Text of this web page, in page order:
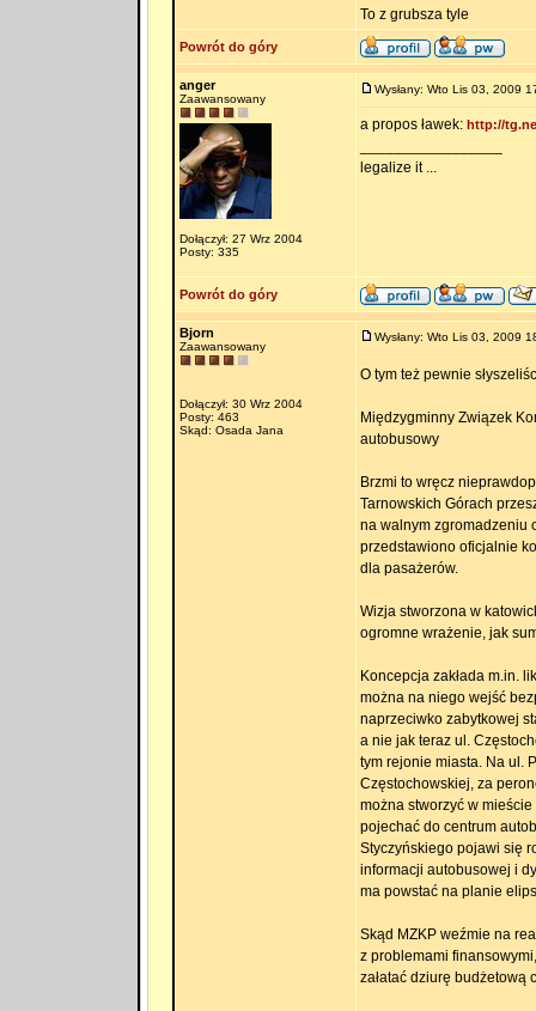
To z grubsza tyle
Powrót do góry
anger
Zaawansowany
Dołączył: 27 Wrz 2004
Posty: 335
Wysłany: Wto Lis 03, 2009
a propos ławek: http://
legalize it ...
Powrót do góry
Bjorn
Zaawansowany
Dołączył: 30 Wrz 2004
Posty: 463
Skąd: Osada Jana
Wysłany: Wto Lis 03, 2009
O tym też pewnie
Międzygminny Związek
autobusowy
Brzmi to wręcz
Tarnowskich Górach
na walnym zgromadzeniu
przedstawiono oficjalnie
dla pasażerów.
Wizja stworzona w
ogromne wrażenie, jak
Koncepcja zakłada m.in.
można na niego wejść
naprzeciwko zabytkowej
a nie jak teraz ul.
tym rejonie miasta. Na ul.
Częstochowskiej, za
można stworzyć w
pojechać do centrum
Styczyńskiego pojawi się
informacji autobusowej i
ma powstać na planie
Skąd MZKP weźmie na
z problemami
załatać dziurę budżetową